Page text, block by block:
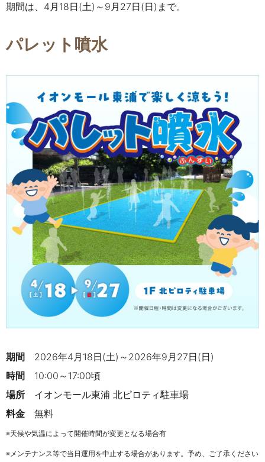
期間は、4月18日(土)～9月27日(日)まで。
パレット噴水
期間 2026年4月18日(土)～2026年9月27日(日)
時間 10:00～17:00頃
場所 イオンモール東浦 北ピロティ駐車場
料金 無料
※天候や気温によって開催時間が変更となる場合有
※メンテナンス等で当日運用を中止する場合があります。予め、ご了承ください